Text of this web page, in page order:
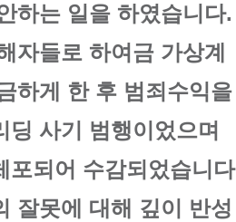
하는 일을 하였습니다.
자들로 하여금 가상계
하게 한 후 범죄수익을
딩 사기 범행이었으며
포되어 수감되었습니
잘못에 대해 깊이 반성